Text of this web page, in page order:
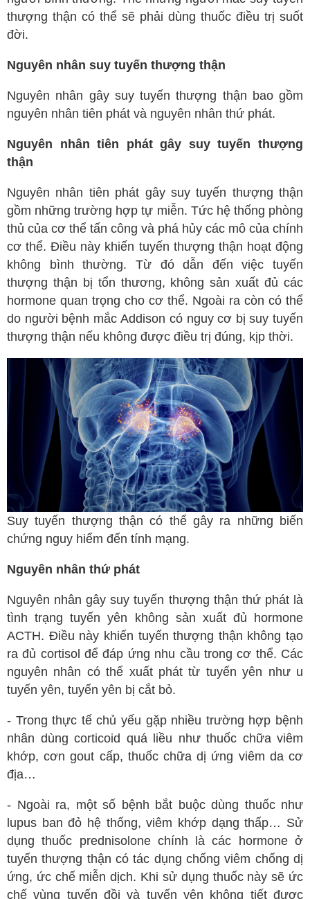
thượng thận có thể sẽ phải dùng thuốc điều trị suốt
đời.
Nguyên nhân suy tuyến thượng thận
Nguyên nhân gây suy tuyến thượng thận bao gồm
nguyên nhân tiên phát và nguyên nhân thứ phát.
Nguyên nhân tiên phát gây suy tuyến thượng
thận
Nguyên nhân tiên phát gây suy tuyến thượng thận
gồm những trường hợp tự miễn. Tức hệ thống phòng
thủ của cơ thể tấn công và phá hủy các mô của chính
cơ thể. Điều này khiến tuyến thượng thận hoạt động
không bình thường. Từ đó dẫn đến việc tuyến
thượng thận bị tổn thương, không sản xuất đủ các
hormone quan trọng cho cơ thể. Ngoài ra còn có thể
do người bệnh mắc Addison có nguy cơ bị suy tuyến
thượng thận nếu không được điều trị đúng, kịp thời.
Suy tuyến thượng thận có thể gây ra những biến
chứng nguy hiểm đến tính mạng.
Nguyên nhân thứ phát
Nguyên nhân gây suy tuyến thượng thận thứ phát là
tình trạng tuyến yên không sản xuất đủ hormone
ACTH. Điều này khiến tuyến thượng thận không tạo
ra đủ cortisol để đáp ứng nhu cầu trong cơ thể. Các
nguyên nhân có thể xuất phát từ tuyến yên như u
tuyến yên, tuyến yên bị cắt bỏ.
- Trong thực tế chủ yếu gặp nhiều trường hợp bệnh
nhân dùng corticoid quá liều như thuốc chữa viêm
khớp, cơn gout cấp, thuốc chữa dị ứng viêm da cơ
địa…
- Ngoài ra, một số bệnh bắt buộc dùng thuốc như
lupus ban đỏ hệ thống, viêm khớp dạng thấp… Sử
dụng thuốc prednisolone chính là các hormone ở
tuyến thượng thận có tác dụng chống viêm chống dị
ứng, ức chế miễn dịch. Khi sử dụng thuốc này sẽ ức
chế vùng tuyến đồi và tuyến yên không tiết được